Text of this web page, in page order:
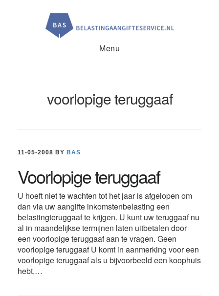
Menu
voorlopige teruggaaf
11-05-2008 BY BAS
Voorlopige teruggaaf
U hoeft niet te wachten tot het jaar is afgelopen om
dan via uw aangifte inkomstenbelasting een
belastingteruggaaf te krijgen. U kunt uw teruggaaf nu
al in maandelijkse termijnen laten uitbetalen door
een voorlopige teruggaaf aan te vragen. Geen
voorlopige teruggaaf U komt in aanmerking voor een
voorlopige teruggaaf als u bijvoorbeeld een koophuis
hebt,…